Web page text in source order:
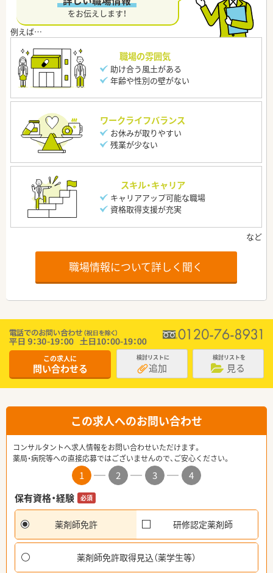
をお伝えします！
職場の雰囲気
助け合う風土がある
年齢や性別の壁がない
ワークライフバランス
お休みが取りやすい
残業が少ない
スキル・キャリア
キャリアアップ可能な職場
資格取得支援が充実
職場情報について詳しく聞く
この求人に
問い合わせる
検討リストに
追加
検討リストを
見る
この求人へのお問い合わせ
コンサルタントへ求人情報をお問い合わせいただけます。
薬局・病院等への直接応募ではございませんので、ご安心ください。
1 2 3
4
保有資格・経験
必須
薬剤師免許 研修認定薬剤師
薬剤師免許取得見込（薬学生等）